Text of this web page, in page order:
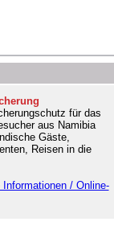
für das
aus Namibia
Gäste,
Reisen in die
/ Online-